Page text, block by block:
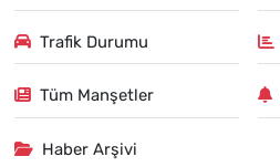
Trafik Durumu
Tüm Manşetler
Haber Arşivi